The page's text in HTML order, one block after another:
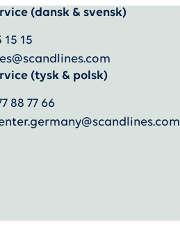
(dansk & svensk)
15 15
(tysk & polsk)
88 77 66